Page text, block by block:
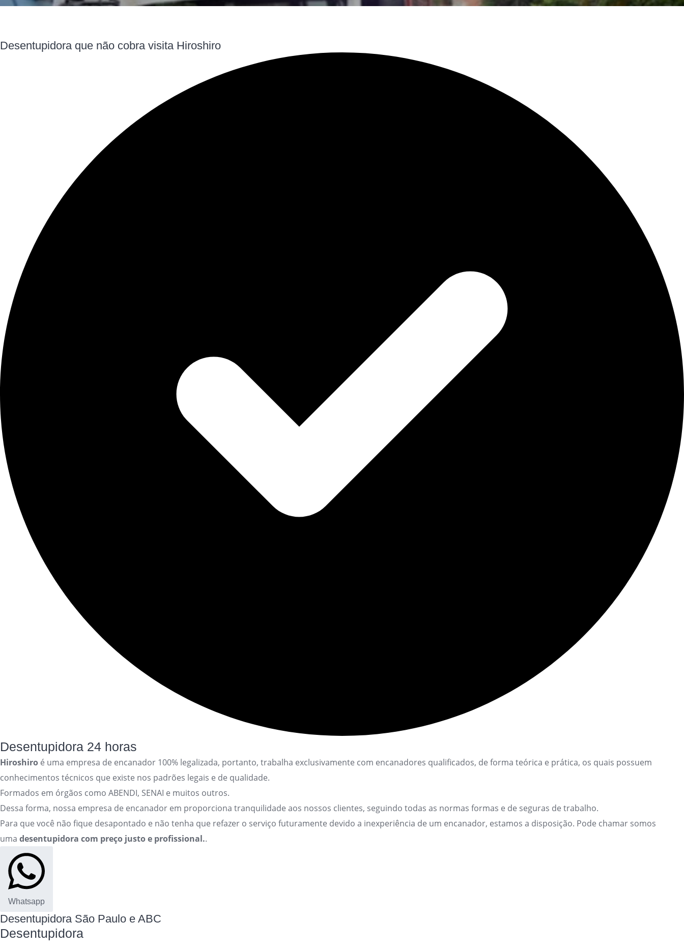
Desentupidora que não cobra visita Hiroshiro
Desentupidora 24 horas
Hiroshiroé uma empresa de encanador 100% legalizada, portanto, trabalha exclusivamente com encanadores qualificados, de forma teórica e prática, os quais possuem
conhecimentos técnicos que existe nos padrões legais e de qualidade.
Formados em órgãos como ABENDI, SENAI e muitos outros.
Dessa forma, nossa empresa de encanador em proporciona tranquilidade aos nossos clientes, seguindo todas as normas formas e de seguras de trabalho.
Para que você não fique desapontado e não tenha que refazer o serviço futuramente devido a inexperiência de um encanador, estamos a disposição. Pode chamar somos
uma desentupidora com preço justo e profissional..
Whatsapp
Desentupidora São Paulo e ABC
Desentupidora